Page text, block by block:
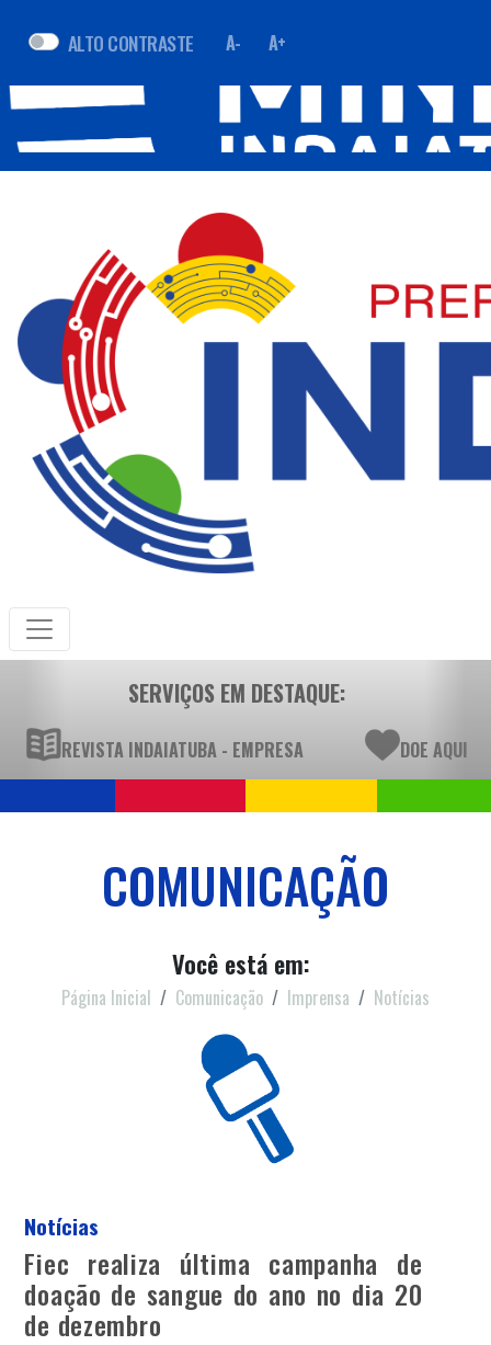
ALTO CONTRASTE A- A+
SERVIÇOS EM DESTAQUE:
REVISTA INDAIATUBA - EMPRESA DOE AQUI
COMUNICAÇÃO
Você está em:
Página Inicial Comunicação Imprensa Notícias
Notícias
Fiec realiza última campanha de
doação de sangue do ano no dia 20
de dezembro